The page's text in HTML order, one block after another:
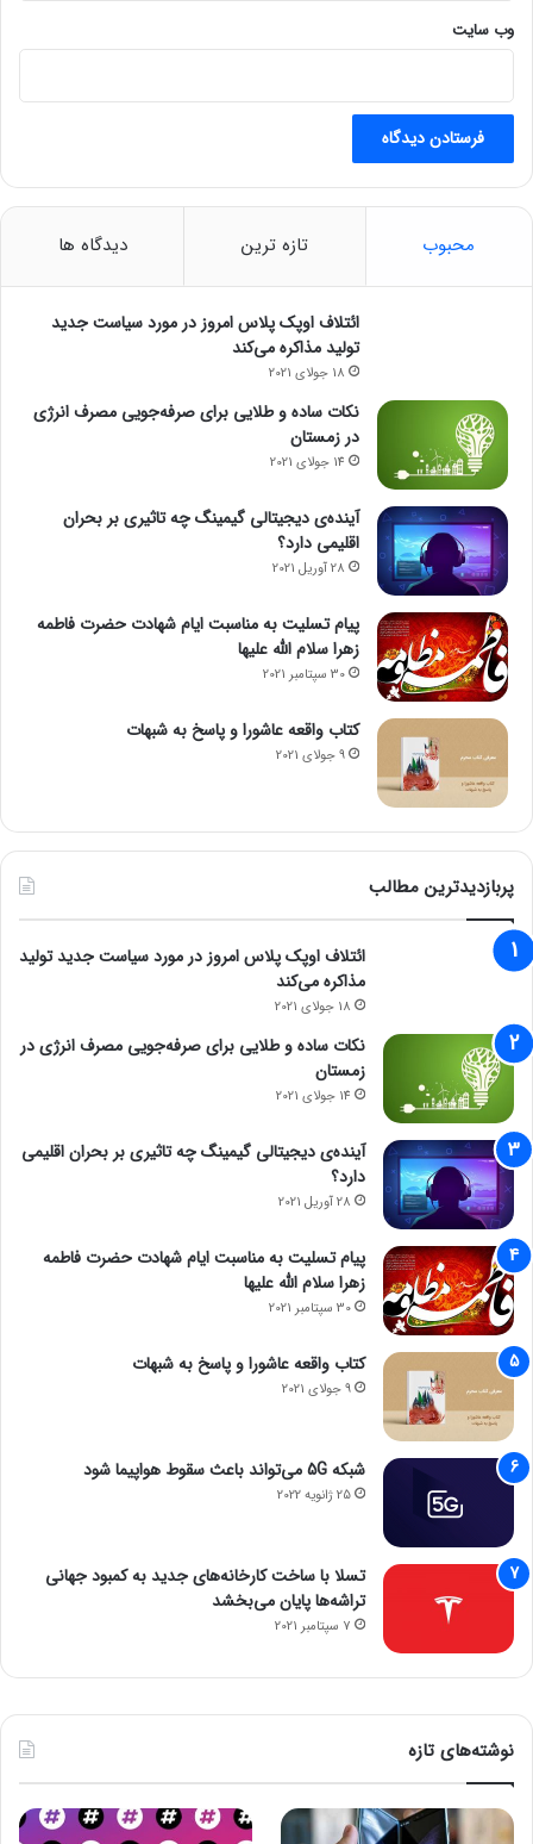
وب‌ سایت
محبوب تازه ترین دیدگاه ها
ائتلاف اوپک پلاس امروز در مورد سیاست جدید
تولید مذاکره می‌کند
18 جولای 2021
نکات ساده و طلایی برای صرفه‌جویی مصرف انرژی
در زمستان
14 جولای 2021
آینده‌ی دیجیتالی گیمینگ چه تاثیری بر بحران
اقلیمی دارد؟
28 آوریل 2021
پیام تسلیت به مناسبت ایام شهادت حضرت فاطمه
زهرا سلام الله علیها
30 سپتامبر 2021
کتاب واقعه عاشورا و پاسخ به شبهات
9 جولای 2021
پربازدیدترین مطالب
ائتلاف اوپک پلاس امروز در مورد سیاست جدید تولید
مذاکره می‌کند
18 جولای 2021
نکات ساده و طلایی برای صرفه‌جویی مصرف انرژی در
زمستان
14 جولای 2021
آینده‌ی دیجیتالی گیمینگ چه تاثیری بر بحران اقلیمی
دارد؟
28 آوریل 2021
پیام تسلیت به مناسبت ایام شهادت حضرت فاطمه
زهرا سلام الله علیها
30 سپتامبر 2021
کتاب واقعه عاشورا و پاسخ به شبهات
9 جولای 2021
شبکه 5G می‌تواند باعث سقوط هواپیما شود
25 ژانویه 2022
تسلا با ساخت کارخانه‌های جدید به کمبود جهانی
تراشه‌ها پایان می‌بخشد
7 سپتامبر 2021
نوشته‌های تازه